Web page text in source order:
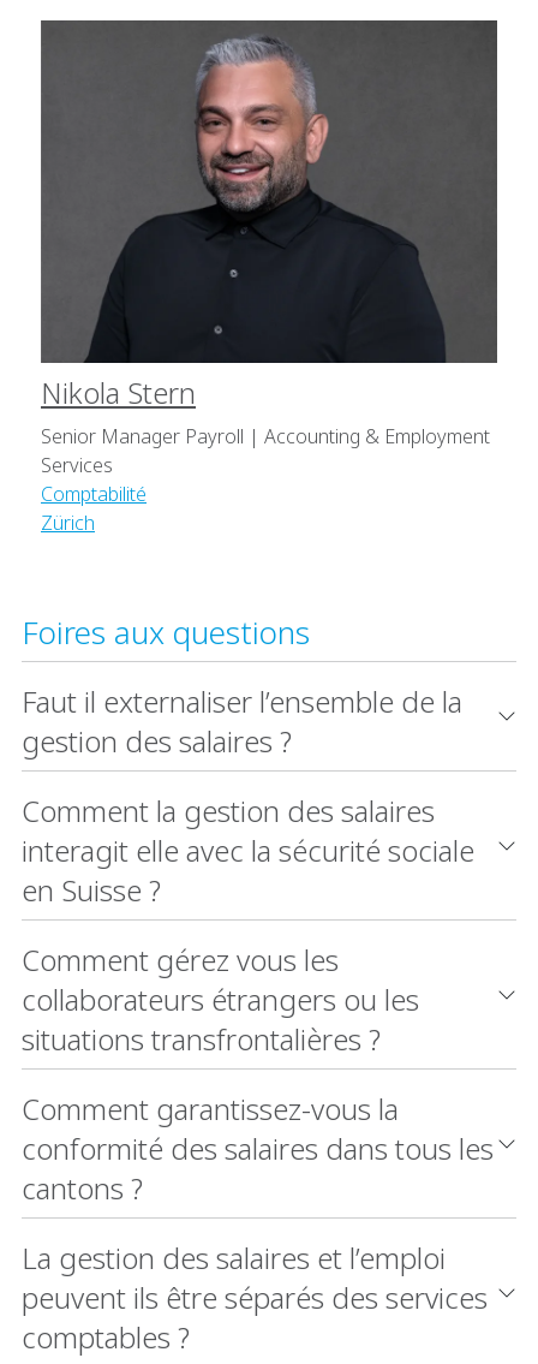
Nikola Stern
Senior Manager Payroll | Accounting & Employment
Services
Comptabilité
Zürich
Foires aux questions
Faut il externaliser l’ensemble de la
gestion des salaires ?
Comment la gestion des salaires
interagit elle avec la sécurité sociale
en Suisse ?
Comment gérez vous les
collaborateurs étrangers ou les
situations transfrontalières ?
Comment garantissez-vous la
conformité des salaires dans tous les
cantons ?
La gestion des salaires et l’emploi
peuvent ils être séparés des services
comptables ?